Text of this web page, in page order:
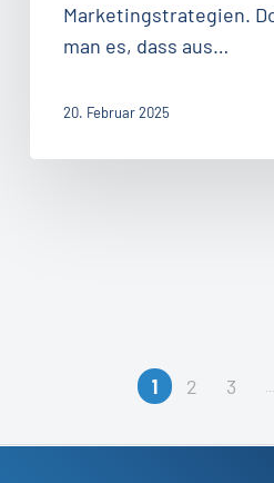
Marketingstrategien.
man es, dass aus…
20. Februar 2025
1 2 3